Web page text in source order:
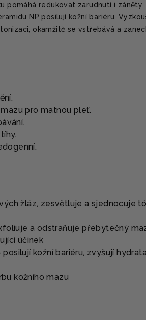
pomáhá redukovat zarudnutí i záněty
NP posilují kožní bariéru.
okamžitě se vstřebává a
mazu pro matnou pleť.
žláz, zesvětluje a sjednocuje
a odstraňuje přebytečný
účinek
posilují kožní bariéru, zvyšují
kožního mazu